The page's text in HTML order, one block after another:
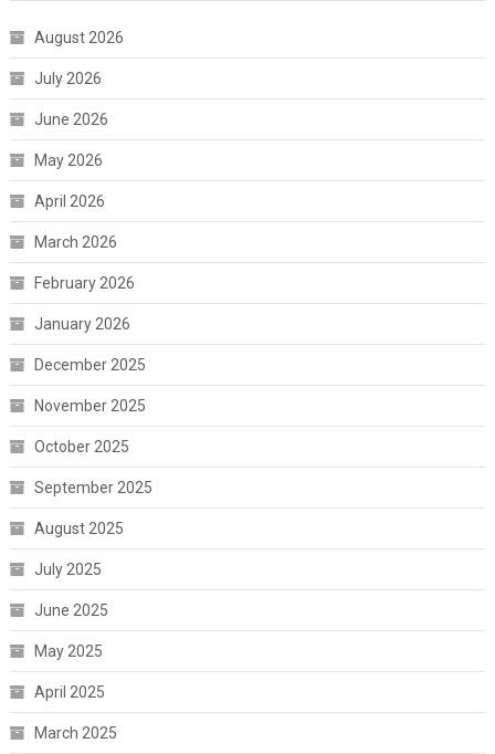
August 2026
July 2026
June 2026
May 2026
April 2026
March 2026
February 2026
January 2026
December 2025
November 2025
October 2025
September 2025
August 2025
July 2025
June 2025
May 2025
April 2025
March 2025